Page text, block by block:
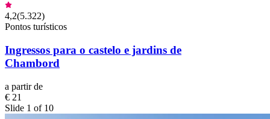
4,2(5.322)
Pontos turísticos
Ingressos para o castelo e jardins de
Chambord
a partir de
€ 21
Slide 1 of 10